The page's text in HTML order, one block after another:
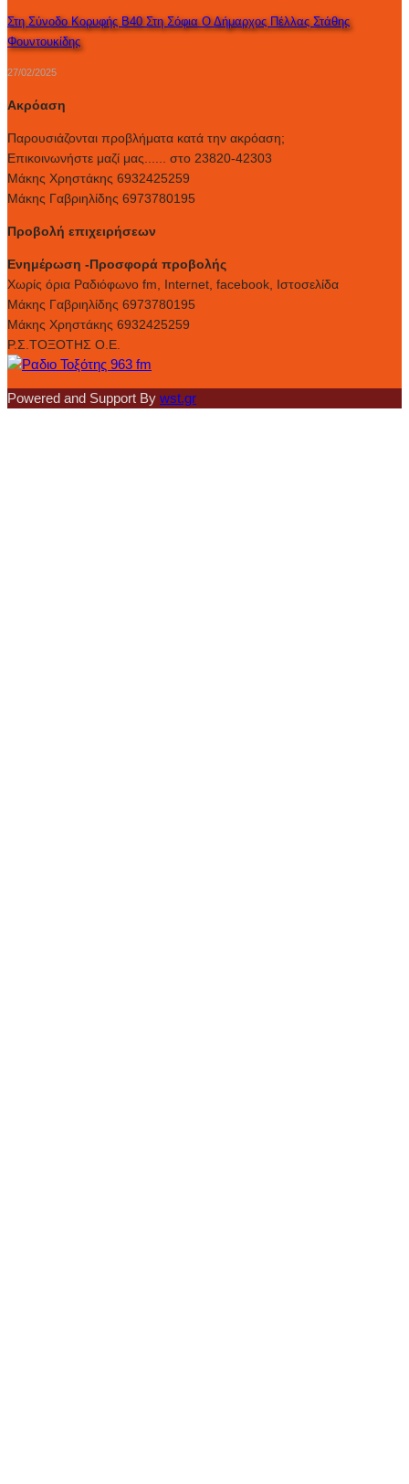
Στη Σύνοδο Κορυφής B40 Στη Σόφια Ο Δήμαρχος Πέλλας Στάθης
Φουντουκίδης
27/02/2025
Ακρόαση
Παρουσιάζονται προβλήματα κατά την ακρόαση;
Επικοινωνήστε μαζί μας...... στο 23820-42303
Μάκης Χρηστάκης 6932425259
Μάκης Γαβριηλίδης 6973780195
Προβολή επιχειρήσεων
Ενημέρωση -Προσφορά προβολής
Xωρίς όρια Ραδιόφωνο fm, Internet, facebook, Ιστοσελίδα
Μάκης Γαβριηλίδης 6973780195
Μάκης Χρηστάκης 6932425259
Ρ.Σ.ΤΟΞΟΤΗΣ Ο.Ε.
Powered and Support By wst.gr